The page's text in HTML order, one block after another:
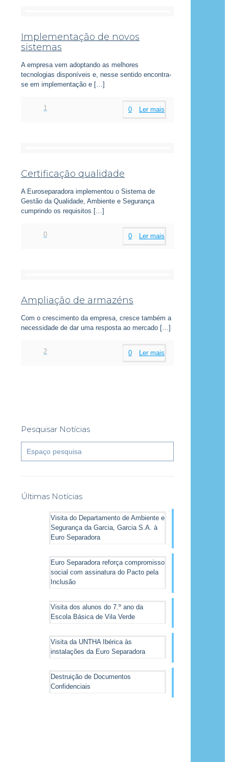
Implementação de novos
sistemas
A empresa vem adoptando as melhores
tecnologias disponíveis e, nesse sentido encontra-
se em implementação e […]
1 0 Ler mais
Certificação qualidade
A Euroseparadora implementou o Sistema de
Gestão da Qualidade, Ambiente e Segurança
cumprindo os requisitos […]
0 0 Ler mais
Ampliação de armazéns
Com o crescimento da empresa, cresce também a
necessidade de dar uma resposta ao mercado […]
2 0 Ler mais
Pesquisar Notícias
Últimas Notícias
Visita do Departamento de Ambiente e
Segurança da Garcia, Garcia S.A. à
Euro Separadora
Euro Separadora reforça compromisso
social com assinatura do Pacto pela
Inclusão
Visita dos alunos do 7.º ano da
Escola Básica de Vila Verde
Visita da UNTHA Ibérica às
instalações da Euro Separadora
Destruição de Documentos
Confidenciais